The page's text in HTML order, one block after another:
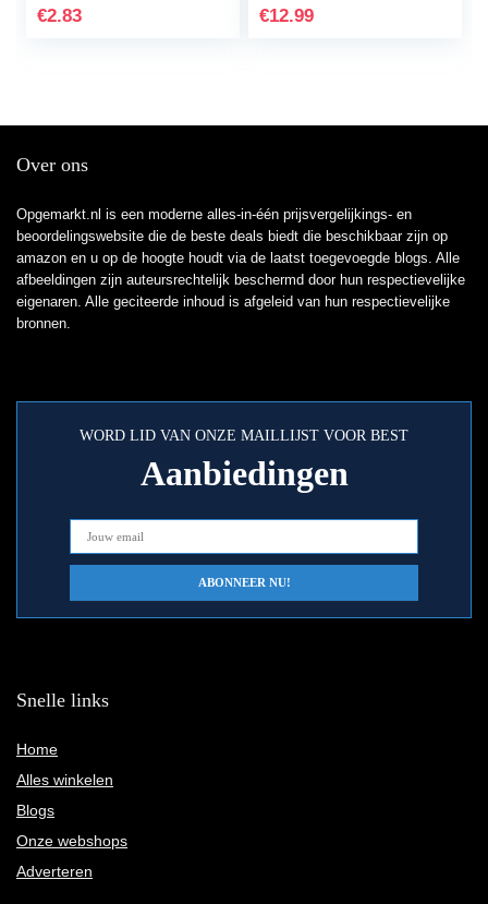
€2.83
adapter stekker…
€12.99
Over ons
Opgemarkt.nl is een moderne alles-in-één prijsvergelijkings- en
beoordelingswebsite die de beste deals biedt die beschikbaar zijn op
amazon en u op de hoogte houdt via de laatst toegevoegde blogs. Alle
afbeeldingen zijn auteursrechtelijk beschermd door hun respectievelijke
eigenaren. Alle geciteerde inhoud is afgeleid van hun respectievelijke
bronnen.
WORD LID VAN ONZE MAILLIJST VOOR BEST
Aanbiedingen
Snelle links
Home
Alles winkelen
Blogs
Onze webshops
Adverteren